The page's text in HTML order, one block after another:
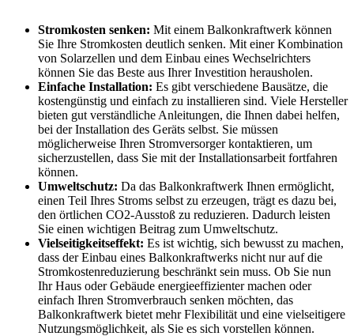
Stromkosten senken: Mit einem Balkonkraftwerk können‍
Sie⁣ Ihre Stromkosten deutlich⁢ senken. Mit einer Kombination
von Solarzellen und dem Einbau eines Wechselrichters
können Sie das ​Beste aus ⁣Ihrer‌ Investition herausholen.
Einfache Installation: Es gibt ‍verschiedene Bausätze, die ​
kostengünstig und einfach zu installieren sind.‌ Viele Hersteller
bieten gut verständliche Anleitungen, die‍ Ihnen ⁣dabei helfen,
bei der Installation des Geräts selbst. ​Sie müssen
möglicherweise Ihren Stromversorger kontaktieren, ‌um
sicherzustellen, ​dass Sie mit der Installationsarbeit fortfahren
können.
Umweltschutz: Da das​ Balkonkraftwerk Ihnen ermöglicht,
einen Teil Ihres ⁢Stroms selbst ⁤zu erzeugen, trägt es‌ dazu​ bei,
den örtlichen CO2-Ausstoß zu reduzieren. Dadurch⁤ leisten‌
Sie einen wichtigen Beitrag zum Umweltschutz.
Vielseitigkeitseffekt: ‍Es ist wichtig, sich bewusst zu machen,
dass der ⁣Einbau eines Balkonkraftwerks nicht⁤ nur auf‌ die
Stromkostenreduzierung beschränkt sein muss. Ob Sie nun
Ihr​ Haus oder ⁣Gebäude energieeffizienter machen oder
einfach Ihren Stromverbrauch senken möchten, das ​
Balkonkraftwerk bietet mehr Flexibilität und eine vielseitigere
Nutzungsmöglichkeit, als Sie es sich vorstellen können.